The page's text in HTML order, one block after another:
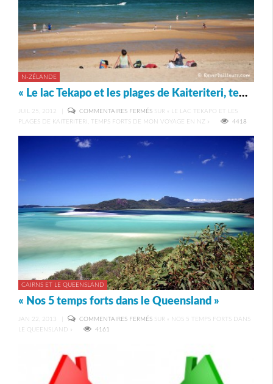
N-ZÉLANDE
« Le lac Tekapo et les plages de Kaiteriteri, temps forts de mon voyage en NZ »
JUIL 25, 2012 COMMENTAIRES FERMÉS SUR « LE LAC TEKAPO ET LES
PLAGES DE KAITERITERI, TEMPS FORTS DE MON VOYAGE EN NZ »
4418
CAIRNS ET LE QUEENSLAND
« Nos 5 temps forts dans le Queensland »
JAN 22, 2013 COMMENTAIRES FERMÉS SUR « NOS 5 TEMPS FORTS DANS
LE QUEENSLAND »
4161